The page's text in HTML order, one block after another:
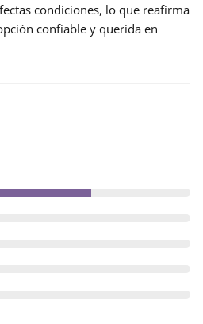
condiciones, lo que reafirma
confiable y querida en